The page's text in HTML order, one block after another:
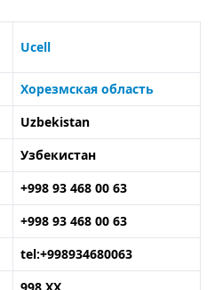
Ucell
Хорезмская область
Uzbekistan
Узбекистан
+998 93 468 00 63
+998 93 468 00 63
tel:+998934680063